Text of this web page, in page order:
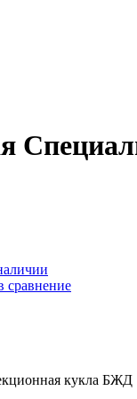
сравнение
кукла БЖД